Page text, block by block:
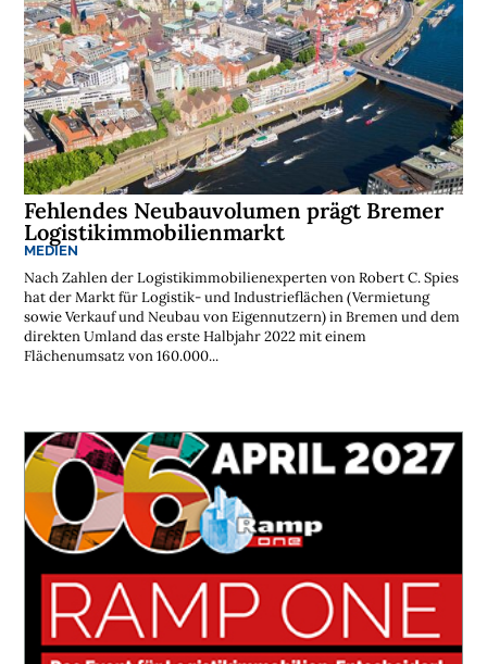
Fehlendes Neubauvolumen prägt Bremer
Logistikimmobilienmarkt
MEDIEN
Nach Zahlen der Logistikimmobilienexperten von Robert C. Spies
hat der Markt für Logistik- und Industrieflächen (Vermietung
sowie Verkauf und Neubau von Eigennutzern) in Bremen und dem
direkten Umland das erste Halbjahr 2022 mit einem
Flächenumsatz von 160.000...